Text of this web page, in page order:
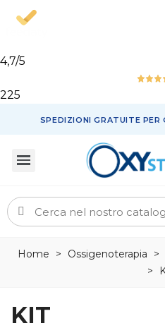
4,7/5
225
SPEDIZIONI GRATUITE PER
Home > Ossigenoterapia >
>
KIT